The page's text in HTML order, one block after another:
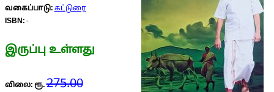
வகைப்பாடு: கட்டுரை
ISBN: -
இருப்பு உள்ளது
விலை: ரூ.275.00